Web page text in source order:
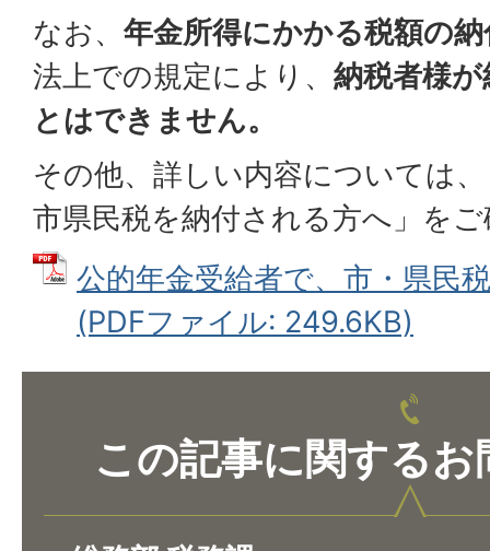
なお、 年金所得にかかる税額の
法上での規定により、 納税者様
とはできません。
その他、詳しい内容については
市県民税を納付される方へ」を
公的年金受給者で、市・県民
(PDFファイル: 249.6KB)
この記事に関するお